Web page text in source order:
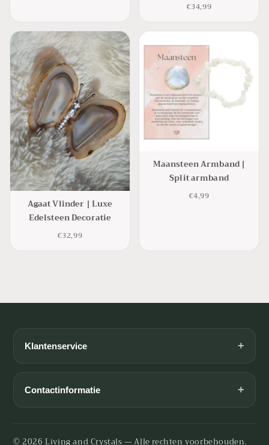
€34,99
Agaat Vlinder | Luxe
Edelsteen Decoratie
€32,99
Maansteen Armband |
Split armband
€4,99
Klantenservice +
Betaalmogelijkheden
Contactinformatie +
© 2026 Living and Crystals — Alle rechten voorbehouden.